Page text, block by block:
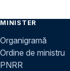
MINISTER
Organigramă
Ordine de ministru
PNRR